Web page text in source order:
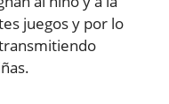
juegos y por lo